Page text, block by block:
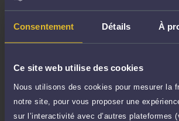
Consentement Détails À
Ce site web utilise des cookies
Nous utilisons des cookies pour mesurer la
notre site, pour vous proposer une
sur l’interactivité avec d’autres plateformes
Durée : 15 min
Demander
Question simple
de 1.000 caractères)
Poser une